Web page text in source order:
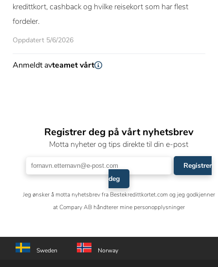
kredittkort, cashback og hvilke reisekort som har flest
fordeler.
Oppdatert 5/6/2026
Anmeldt avteamet vårt
Registrer deg på vårt nyhetsbrev
Motta nyheter og tips direkte til din e-post
Registrer
deg
Jeg ønsker å motta nyhetsbrev fra Bestekredittkortet.com og jeg godkjenner
at Compary AB håndterer mine personopplysninger
Sweden Norway